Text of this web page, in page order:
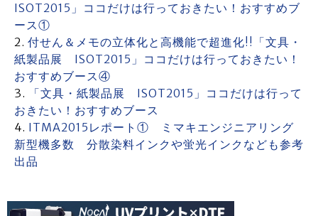
ISOT2015」ココだけは行っておきたい！おすすめブ
ース①
付せん＆メモの立体化と高機能で超進化!!「文具・
紙製品展 ISOT2015」ココだけは行っておきたい！
おすすめブース④
「文具・紙製品展 ISOT2015」ココだけは行って
おきたい！おすすめブース
ITMA2015レポート① ミマキエンジニアリング
新型機多数 分散染料インクや蛍光インクなども参考
出品